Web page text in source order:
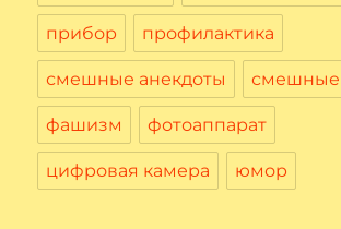
прибор профилактика
смешные анекдоты смешные
фашизм фотоаппарат
цифровая камера юмор